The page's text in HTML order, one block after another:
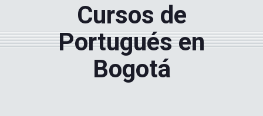
Cursos de
Portugués en
Bogotá